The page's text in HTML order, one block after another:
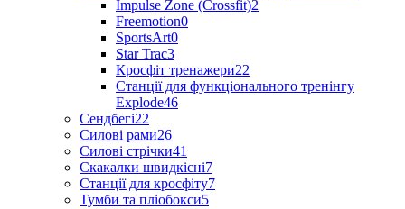
Impulse Zone (Crossfit)2
Freemotion0
SportsArt0
Star Trac3
Кросфіт тренажери22
Станції для функціонального тренінгу
Explode46
Сендбегі22
Силові рами26
Силові стрічки41
Скакалки швидкісні7
Станції для кросфіту7
Тумби та пліобокси5